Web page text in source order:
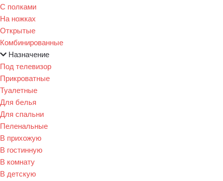
С полками
На ножках
Открытые
Комбинированные
Назначение
Под телевизор
Прикроватные
Туалетные
Для белья
Для спальни
Пеленальные
В прихожую
В гостинную
В комнату
В детскую